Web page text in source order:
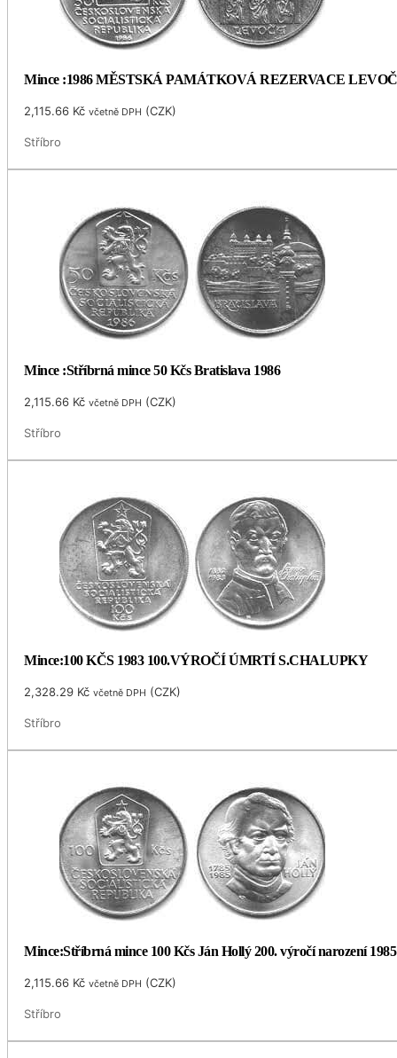
Mince :1986 MĚSTSKÁ PAMÁTKOVÁ REZERVACE
2,115.66 Kč včetně DPH (CZK)
Stříbro
Mince :Stříbrná mince 50 Kčs Bratislava 1986
2,115.66 Kč včetně DPH (CZK)
Stříbro
Mince:100 KČS 1983 100.VÝROČÍ ÚMRTÍ S.CHALUPKY
2,328.29 Kč včetně DPH (CZK)
Stříbro
Mince:Stříbrná mince 100 Kčs Ján Hollý 200. výročí narození 1985
2,115.66 Kč včetně DPH (CZK)
Stříbro